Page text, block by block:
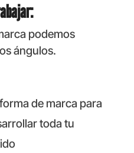
podemos
ángulos.
de marca para
toda tu